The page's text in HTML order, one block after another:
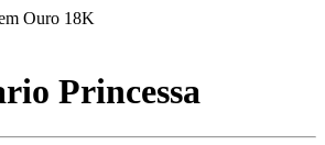
Ouro 18K
Princessa